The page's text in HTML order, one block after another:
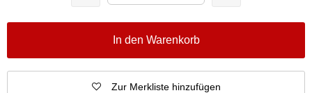
In den Warenkorb
Zur Merkliste hinzufügen